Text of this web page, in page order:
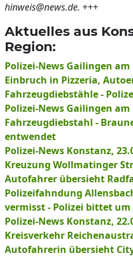
hinweis@news.de. +++
Aktuelles aus
Region:
Polizei-News Gailingen
Einbruch in Pizzeria,
Fahrzeugdiebstähle -
Polizei-News Gailingen
Fahrzeugdiebstahl -
entwendet
Polizei-News Konstanz,
Kreuzung Wollmatinger
Autofahrer übersieht
Polizeifahndung
vermisst - Polizei bittet um
Polizei-News Konstanz,
Kreisverkehr
Autofahrerin übersieht